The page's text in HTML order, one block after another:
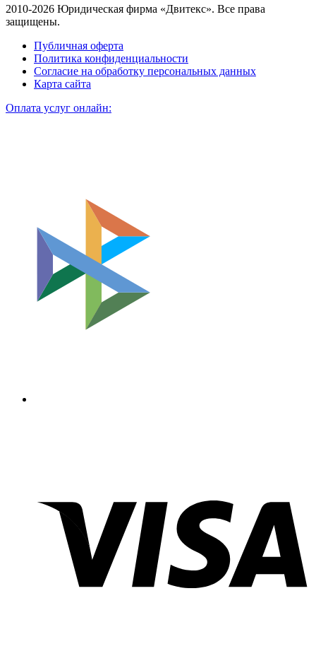
2010-2026 Юридическая фирма «Двитекс». Все права
защищены.
Публичная оферта
Политика конфиденциальности
Согласие на обработку персональных данных
Карта сайта
Оплата услуг онлайн: